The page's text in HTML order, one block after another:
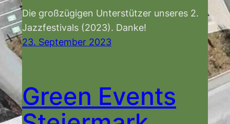
Die großzügigen Unterstützer unseres 2.
Jazzfestivals (2023). Danke!
23. September 2023
Green Events